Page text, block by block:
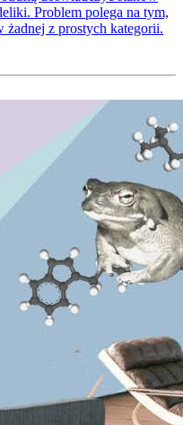
Problem polega na tym,
żadnej z prostych kategorii.